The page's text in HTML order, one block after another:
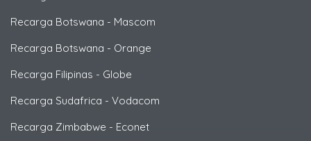
Recarga Botswana - Mascom
Recarga Botswana - Orange
Recarga Filipinas - Globe
Recarga Sudafrica - Vodacom
Recarga Zimbabwe - Econet